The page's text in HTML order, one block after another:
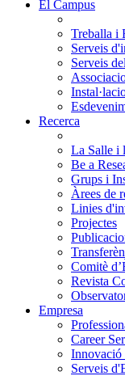
El Campus
Treballa i
Serveis
Serveis
Recerca
La Salle i
Be a
Grups i
Àrees de
Linies
Projectes
Comitè
Revista
Empresa
Career
Serveis